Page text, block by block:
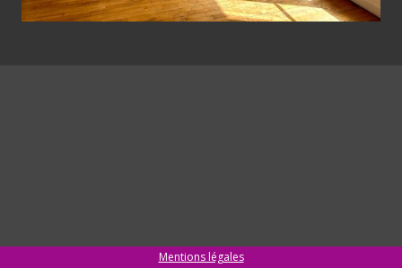
Mentions légales